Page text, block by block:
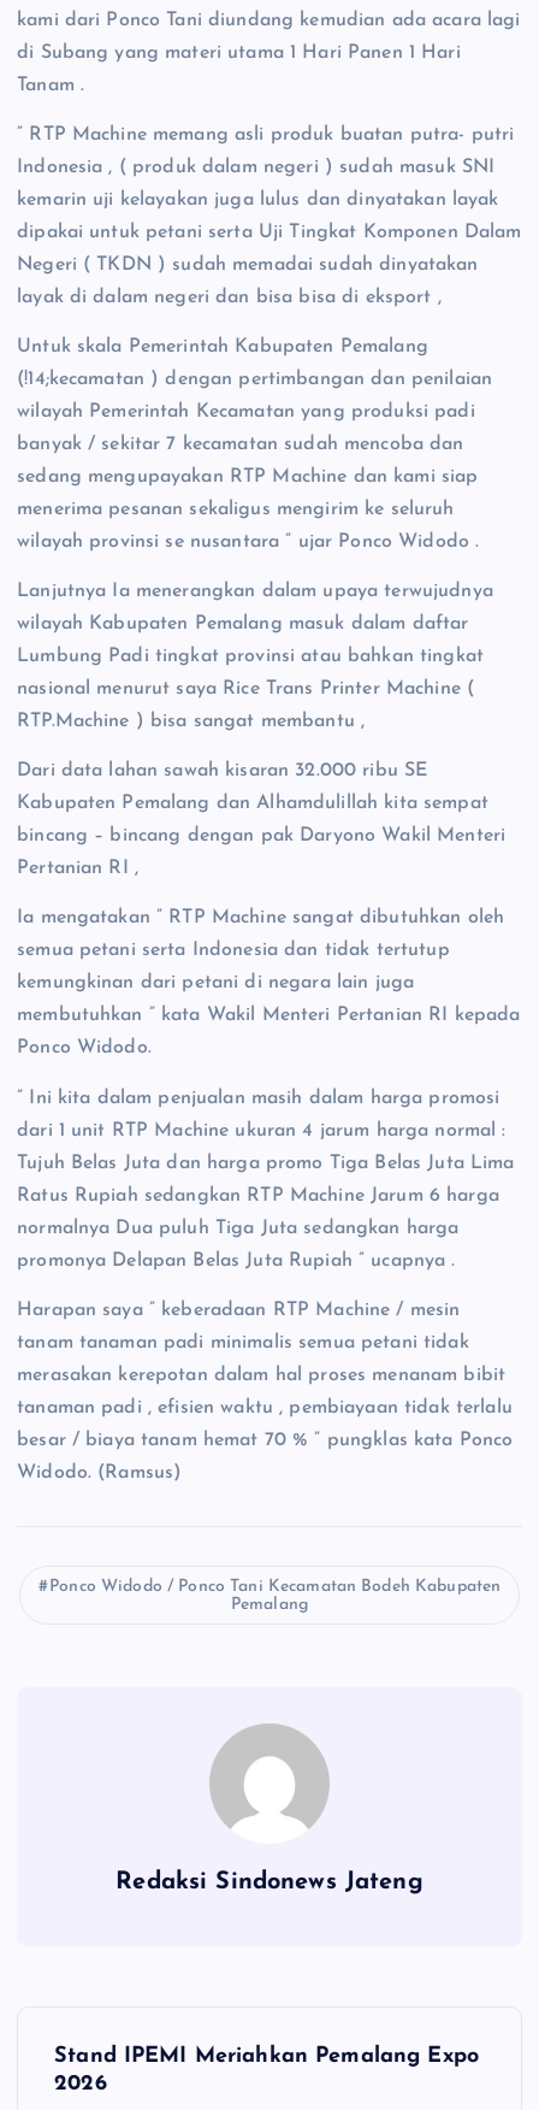
kami dari Ponco Tani diundang kemudian ada acara lagi
di Subang yang materi utama 1 Hari Panen 1 Hari
Tanam .
” RTP Machine memang asli produk buatan putra- putri
Indonesia , ( produk dalam negeri ) sudah masuk SNI
kemarin uji kelayakan juga lulus dan dinyatakan layak
dipakai untuk petani serta Uji Tingkat Komponen Dalam
Negeri ( TKDN ) sudah memadai sudah dinyatakan
layak di dalam negeri dan bisa bisa di eksport ,
Untuk skala Pemerintah Kabupaten Pemalang
(!14;kecamatan ) dengan pertimbangan dan penilaian
wilayah Pemerintah Kecamatan yang produksi padi
banyak / sekitar 7 kecamatan sudah mencoba dan
sedang mengupayakan RTP Machine dan kami siap
menerima pesanan sekaligus mengirim ke seluruh
wilayah provinsi se nusantara ” ujar Ponco Widodo .
Lanjutnya Ia menerangkan dalam upaya terwujudnya
wilayah Kabupaten Pemalang masuk dalam daftar
Lumbung Padi tingkat provinsi atau bahkan tingkat
nasional menurut saya Rice Trans Printer Machine (
RTP.Machine ) bisa sangat membantu ,
Dari data lahan sawah kisaran 32.000 ribu SE
Kabupaten Pemalang dan Alhamdulillah kita sempat
bincang – bincang dengan pak Daryono Wakil Menteri
Pertanian RI ,
Ia mengatakan ” RTP Machine sangat dibutuhkan oleh
semua petani serta Indonesia dan tidak tertutup
kemungkinan dari petani di negara lain juga
membutuhkan ” kata Wakil Menteri Pertanian RI kepada
Ponco Widodo.
” Ini kita dalam penjualan masih dalam harga promosi
dari 1 unit RTP Machine ukuran 4 jarum harga normal :
Tujuh Belas Juta dan harga promo Tiga Belas Juta Lima
Ratus Rupiah sedangkan RTP Machine Jarum 6 harga
normalnya Dua puluh Tiga Juta sedangkan harga
promonya Delapan Belas Juta Rupiah ” ucapnya .
Harapan saya ” keberadaan RTP Machine / mesin
tanam tanaman padi minimalis semua petani tidak
merasakan kerepotan dalam hal proses menanam bibit
tanaman padi , efisien waktu , pembiayaan tidak terlalu
besar / biaya tanam hemat 70 % ” pungklas kata Ponco
Widodo. (Ramsus)
Ponco Widodo / Ponco Tani Kecamatan Bodeh Kabupaten
Pemalang
Redaksi Sindonews Jateng
NStand IPEMI Meriahkan Pemalang Expo
2026